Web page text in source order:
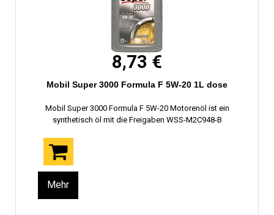
8,73 €
Mobil Super 3000 Formula F 5W-20 1L dose
Mobil Super 3000 Formula F 5W-20 Motorenöl ist ein
synthetisch öl mit die Freigaben WSS-M2C948-B
Mehr